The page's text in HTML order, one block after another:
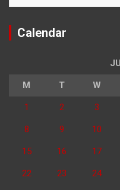
Calendar
M T W
1 2 3
8 9 10
15 16 17
22 23 24